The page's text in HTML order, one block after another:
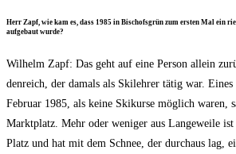
Herr Zapf, wie kam es, dass 1985 in Bischofs­grün zum ers­ten Mal ein
auf­ge­baut wurde?
Wil­helm Zapf: Das geht auf eine Per­son allein
den­reich, der damals als Ski­leh­rer tätig war. Eines
Febru­ar 1985, als kei­ne Ski­kur­se mög­lich waren,
Markt­platz. Mehr oder weni­ger aus Lan­ge­wei­le ist
Platz und hat mit dem Schnee, der durch­aus lag,